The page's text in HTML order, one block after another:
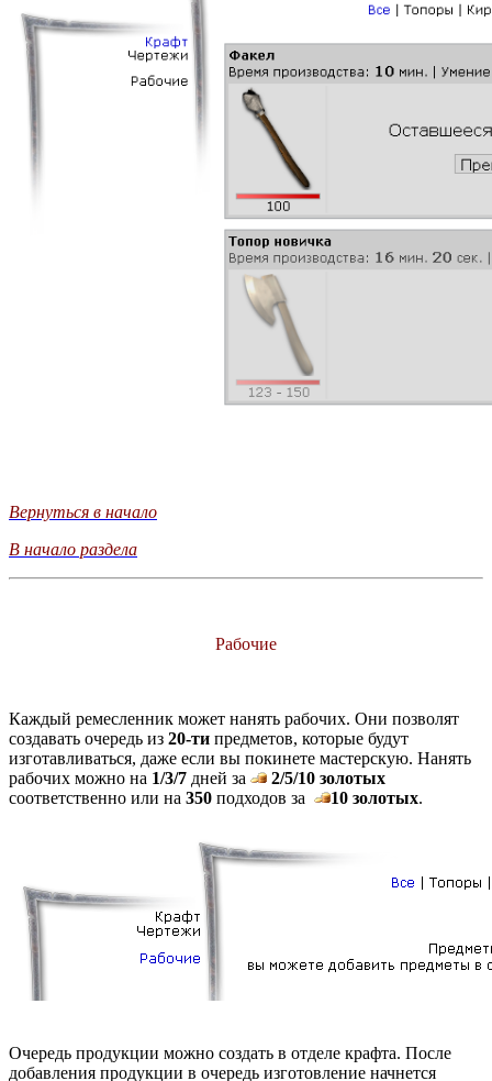
Вернуться в начало
В начало раздела
Рабочие
Каждый ремесленник может нанять рабочих. Они позволят
создавать очередь из 20-ти предметов, которые будут
изготавливаться, даже если вы покинете мастерскую. Нанять
рабочих можно на 1/3/7 дней за 2/5/10 золотых
соответственно или на 350 подходов за 10 золотых.
Очередь продукции можно создать в отделе крафта. После
добавления продукции в очередь изготовление начнется